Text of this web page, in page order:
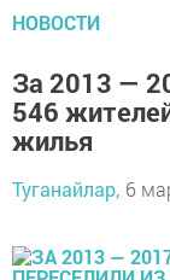
НОВОСТИ
За 2013 —
546
жилья
Туганайлар, 6